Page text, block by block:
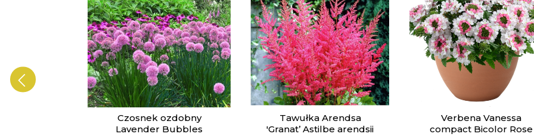
Czosnek ozdobny
Lavender Bubbles
Tawułka Arendsa
'Granat’ Astilbe arendsii
Verbena Vanessa
compact Bicolor Rose